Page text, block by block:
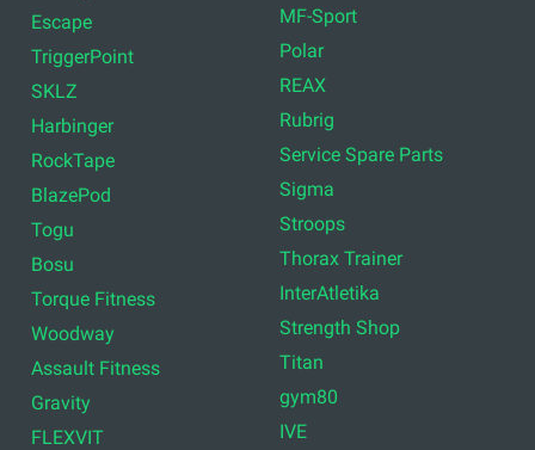
Escape
TriggerPoint
SKLZ
Harbinger
RockTape
BlazePod
Togu
Bosu
Torque Fitness
Woodway
Assault Fitness
Gravity
FLEXVIT
MF-Sport
Polar
REAX
Rubrig
Service Spare Parts
Sigma
Stroops
Thorax Trainer
InterAtletika
Strength Shop
Titan
gym80
IVE